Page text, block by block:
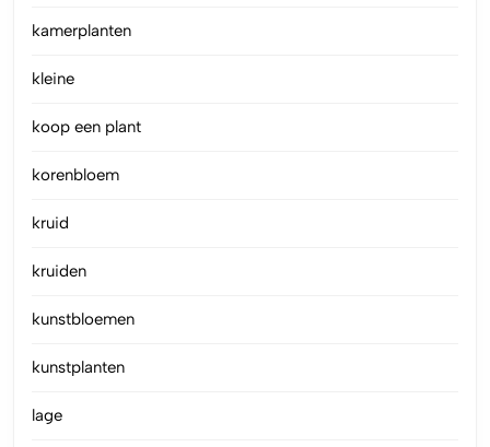
kamerplanten
kleine
koop een plant
korenbloem
kruid
kruiden
kunstbloemen
kunstplanten
lage